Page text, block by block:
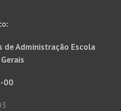
de Administração Escola
00